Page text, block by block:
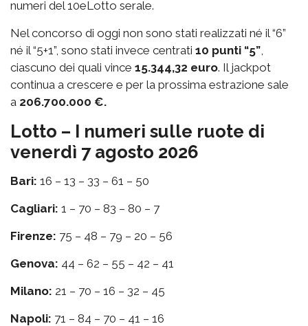
numeri del 10eLotto serale.
Nel concorso di oggi non sono stati realizzati né il “6”
né il “5+1”, sono stati invece centrati 10 punti “5”
ciascuno dei quali vince 15.344,32 euro. Il jackpot
continua a crescere e per la prossima estrazione sale
a 206.700.000 €.
Lotto – I numeri sulle ruote di
venerdì 7 agosto 2026
Bari: 16 – 13 – 33 – 61 – 50
Cagliari: 1 – 70 – 83 – 80 – 7
Firenze: 75 – 48 – 79 – 20 – 56
Genova: 44 – 62 – 55 – 42 – 41
Milano: 21 – 70 – 16 – 32 – 45
Napoli: 71 – 84 – 70 – 41 – 16